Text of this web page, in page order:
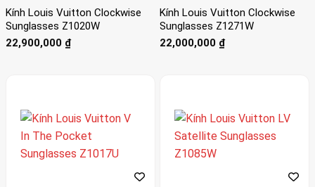
Kính Louis Vuitton Clockwise
Sunglasses Z1020W
22,900,000 ₫
Kính Louis Vuitton Clockwise
Sunglasses Z1271W
22,000,000 ₫